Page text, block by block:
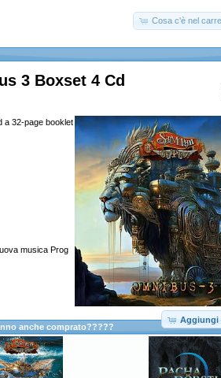
Cosa c'è nel
3 Boxset 4 Cd
a 32-page booklet
musica Prog
Aggiungi
anche comprato?????